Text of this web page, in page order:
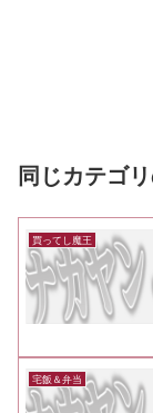
同じカテゴ
買ってし魔王
宅飯＆弁当